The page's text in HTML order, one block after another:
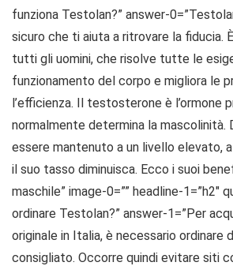
funziona Testolan?” answer-
sicuro che ti aiuta a ritrovare la fiducia.
tutti gli uomini, che risolve tutte le
funzionamento del corpo e migliora le
l’efficienza. Il testosterone è l’ormone
normalmente determina la mascolinità.
essere mantenuto a un livello elevato,
il suo tasso diminuisca. Ecco i suoi
maschile” image-0=”” headline-1=”h2″
ordinare Testolan?” answer-1=”Per
originale in Italia, è necessario ordinare
consigliato. Occorre quindi evitare siti